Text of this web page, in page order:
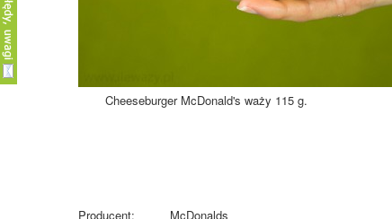
Cheeseburger McDonald's waży 115 g.
Producent: McDonalds